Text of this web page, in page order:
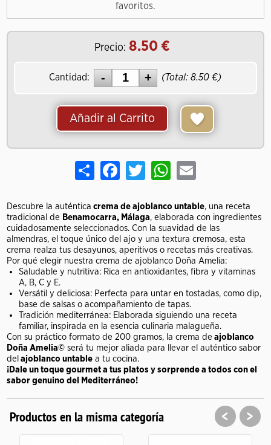
favoritos.
Precio: 8.50
Cantidad: (Total:8.50 )
Añadir al Carrito
ShareFacebook
TwitterWhatsApp
Email
Descubre la auténtica crema de ajoblanco untable, una receta
tradicional de Benamocarra, Málaga, elaborada con ingredientes
cuidadosamente seleccionados. Con la suavidad de las
almendras, el toque único del ajo y una textura cremosa, esta
crema realza tus desayunos, aperitivos o recetas más creativas.
Por qué elegir nuestra crema de ajoblanco Doña Amelia:
Saludable y nutritiva: Rica en antioxidantes, fibra y vitaminas
A, B, C y E.
Versátil y deliciosa: Perfecta para untar en tostadas, como dip,
base de salsas o acompañamiento de tapas.
Tradición mediterránea: Elaborada siguiendo una receta
familiar, inspirada en la esencia culinaria malagueña.
Con su práctico formato de 200 gramos, la crema de ajoblanco
Doña Amelia© será tu mejor aliada para llevar el auténtico sabor
del ajoblanco untable a tu cocina.
¡Dale un toque gourmet a tus platos y sorprende a todos con el
sabor genuino del Mediterráneo!
Productos en la misma categoría < >